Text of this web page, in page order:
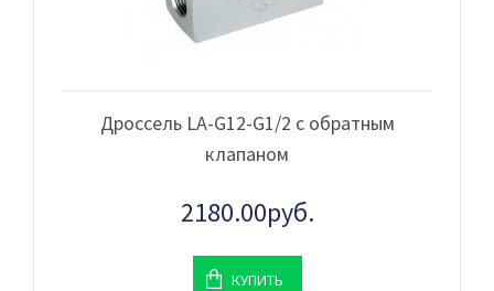
Дроссель LA-G12-G1/2 с обратным
клапаном
2180.00руб.
КУПИТЬ